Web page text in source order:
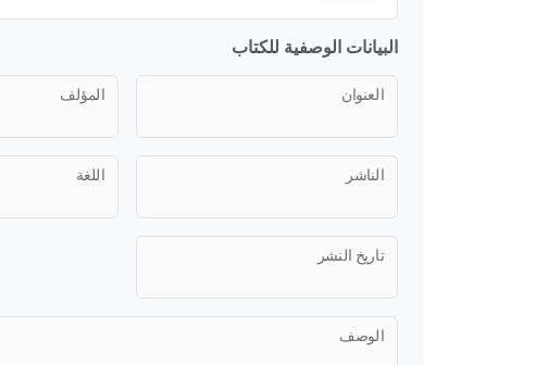
البيانات الوصفية للكتاب
العنوان المؤلف
الناشر اللغة
تاريخ النشر
الوصف